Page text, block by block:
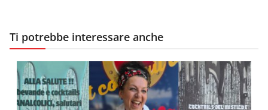
Ti potrebbe interessare anche